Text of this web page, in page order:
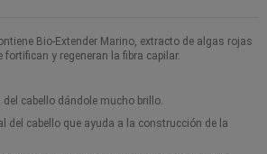
Bio-Extender Marino, extracto de algas rojas
y regeneran la fibra capilar.
cabello dándole mucho brillo.
del cabello que ayuda a la construcción de la